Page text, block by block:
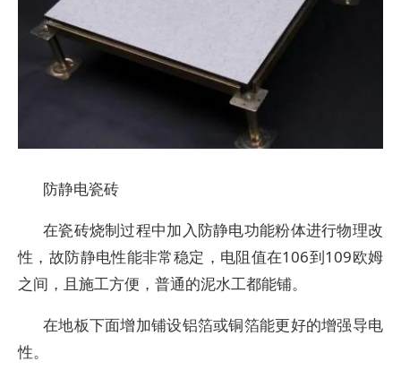
防静电瓷砖
在瓷砖烧制过程中加入防静电功能粉体进行物理改
性，故防静电性能非常稳定，电阻值在106到109欧姆
之间，且施工方便，普通的泥水工都能铺。
在地板下面增加铺设铝箔或铜箔能更好的增强导电
性。